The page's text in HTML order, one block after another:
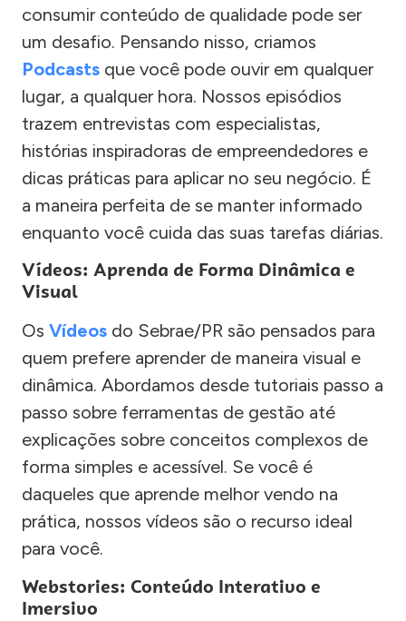
consumir conteúdo de qualidade pode ser
um desafio. Pensando nisso, criamos
Podcasts que você pode ouvir em qualquer
lugar, a qualquer hora. Nossos episódios
trazem entrevistas com especialistas,
histórias inspiradoras de empreendedores e
dicas práticas para aplicar no seu negócio. É
a maneira perfeita de se manter informado
enquanto você cuida das suas tarefas diárias.
Vídeos: Aprenda de Forma Dinâmica e
Visual
Os Vídeos do Sebrae/PR são pensados para
quem prefere aprender de maneira visual e
dinâmica. Abordamos desde tutoriais passo a
passo sobre ferramentas de gestão até
explicações sobre conceitos complexos de
forma simples e acessível. Se você é
daqueles que aprende melhor vendo na
prática, nossos vídeos são o recurso ideal
para você.
Webstories: Conteúdo Interativo e
Imersivo